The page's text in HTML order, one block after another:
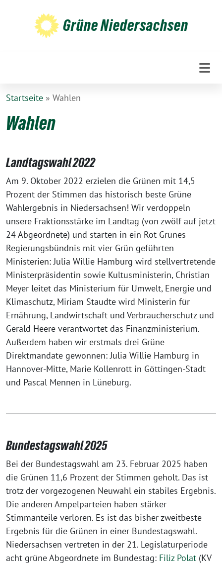
Grüne Niedersachsen
Startseite » Wahlen
Wahlen
Landtagswahl 2022
Am 9. Oktober 2022 erzielen die Grünen mit 14,5
Prozent der Stimmen das historisch beste Grüne
Wahlergebnis in Niedersachsen! Wir verdoppeln
unsere Fraktionsstärke im Landtag (von zwölf auf jetzt
24 Abgeordnete) und starten in ein Rot-Grünes
Regierungsbündnis mit vier Grün geführten
Ministerien: Julia Willie Hamburg wird stellvertretende
Ministerpräsidentin sowie Kultusministerin, Christian
Meyer leitet das Ministerium für Umwelt, Energie und
Klimaschutz, Miriam Staudte wird Ministerin für
Ernährung, Landwirtschaft und Verbraucherschutz und
Gerald Heere verantwortet das Finanzministerium.
Außerdem haben wir erstmals drei Grüne
Direktmandate gewonnen: Julia Willie Hamburg in
Hannover-Mitte, Marie Kollenrott in Göttingen-Stadt
und Pascal Mennen in Lüneburg.
Bundestagswahl 2025
Bei der Bundestagswahl am 23. Februar 2025 haben
die Grünen 11,6 Prozent der Stimmen geholt. Das ist
trotz der vorgezogenen Neuwahl ein stabiles Ergebnis.
Die anderen Ampelparteien haben stärker
Stimmanteile verloren. Es ist das bisher zweitbeste
Ergebnis für die Grünen in einer Bundestagswahl.
Niedersachsen vertreten in der 21. Legislaturperiode
acht grüne Abgeordnete im Bundestag: Filiz Polat (KV